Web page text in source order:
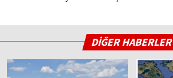
DİĞER HABERLER